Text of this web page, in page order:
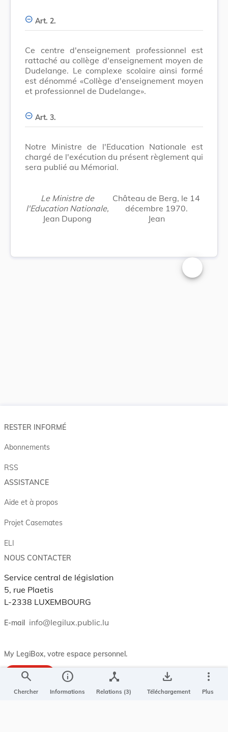
Art. 2.
Ce centre d'enseignement professionnel est
rattaché au collège d'enseignement moyen de
Dudelange. Le complexe scolaire ainsi formé
est dénommé «Collège d'enseignement moyen
et professionnel de Dudelange».
Art. 3.
Notre Ministre de l'Education Nationale est
chargé de l'exécution du présent règlement qui
sera publié au Mémorial.
Le Ministre de
l'Education Nationale,
Jean Dupong
Château de Berg, le 14
décembre 1970.
Jean
Changer la
search
Chercher
info
Informations
device_hub
Relations (3)
save_alt
Téléchargement
more_vert
Plus
RESTER INFORMÉ
Abonnements
RSS
ASSISTANCE
Aide et à propos
Projet Casemates
ELI
NOUS CONTACTER
Service central de législation
5, rue Plaetis
L-2338 LUXEMBOURG
E-mail info@legilux.public.lu
My LegiBox, votre espace personnel.
Se connecter
Enregistrer et organiser vos actes préférés, enregistrer vos